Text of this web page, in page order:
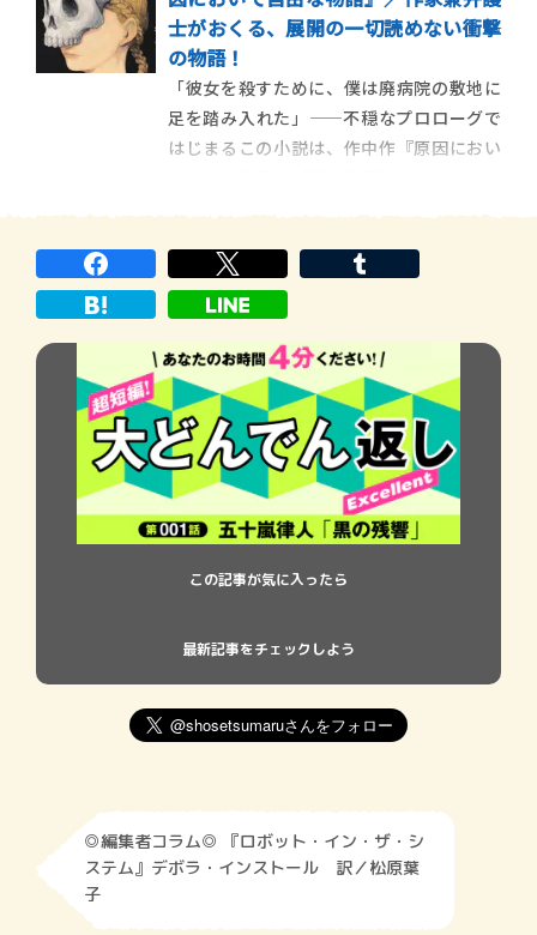
由だった気がする。大学生がアルバイトを
する理由はさまざまだと思うけれど、僕の
場合は単純に遊興費がほしかったからで、
飲食店を選ん
士がおくる、展開の一切読めない衝撃
の物語！
「彼女を殺すために、僕は廃病院の敷地に
足を踏み入れた」――不穏なプロローグで
はじまるこの小説は、作中作『原因におい
リーとなっています。 【ポスト・ブック・
レビュー 著者に訊け！】 デビュ […]
この記事が気に入ったら
最新記事をチェックしよう
◎編集者コラム◎ 『ロボット・イン・ザ・シ
ステム』デボラ・インストール 訳／松原葉
子